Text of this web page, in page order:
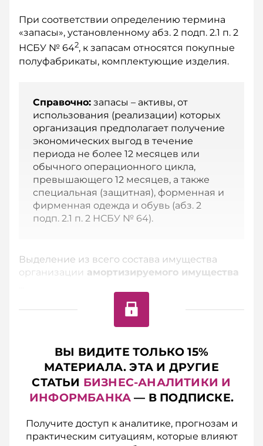
При соответствии определению термина
«запасы», установленному абз. 2 подп. 2.1 п. 2
НСБУ № 642, к запасам относятся покупные
полуфабрикаты, комплектующие изделия.
Справочно: запасы – активы, от
использования (реализации) которых
организация предполагает получение
экономических выгод в течение
периода не более 12 месяцев или
обычного операционного цикла,
превышающего 12 месяцев, а также
специальная (защитная), форменная и
фирменная одежда и обувь (абз. 2
подп. 2.1 п. 2 НСБУ № 64).
Выделение из всего состава имущества
организации амортизируемого имущества
ВЫ ВИДИТЕ ТОЛЬКО 15%
МАТЕРИАЛА. ЭТА И ДРУГИЕ
СТАТЬИ БИЗНЕС-АНАЛИТИКИ И
ИНФОРМБАНКА — В ПОДПИСКЕ.
Получите доступ к аналитике, прогнозам и
практическим ситуациям, которые влияют